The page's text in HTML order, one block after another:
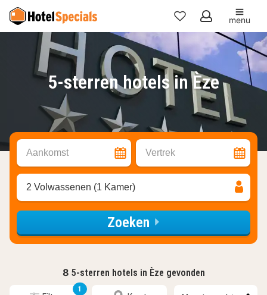
Mijn
favorieten
menu
5-sterren hotels in Èze
Aankomst Vertrek
2 Volwassenen (1 Kamer)
Zoeken
8 5-sterren hotels in Èze gevonden
1